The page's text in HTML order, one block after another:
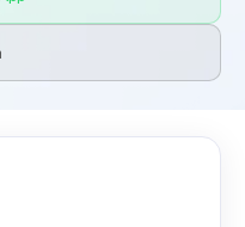
bölgesine acil ihtiyacımız